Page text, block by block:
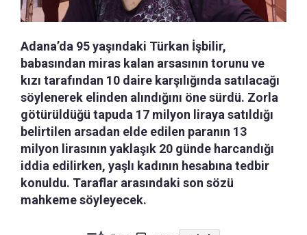
Adana’da 95 yaşındaki Türkan İşbilir,
babasından miras kalan arsasının torunu ve
kızı tarafından 10 daire karşılığında satılacağı
söylenerek elinden alındığını öne sürdü. Zorla
götürüldüğü tapuda 17 milyon liraya satıldığı
belirtilen arsadan elde edilen paranın 13
milyon lirasının yaklaşık 20 günde harcandığı
iddia edilirken, yaşlı kadının hesabına tedbir
konuldu. Taraflar arasındaki son sözü
mahkeme söyleyecek.